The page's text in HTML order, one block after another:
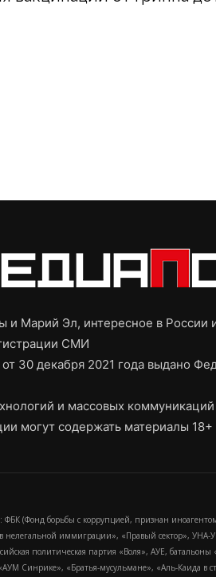
и Марий Эл, интересное в
СМИ
30 декабря 2021 года выдано
и массовых коммуникаций
могут содержать материалы 18+
(Фонд борьбы с коррупцией, признан
нелегальной иммиграции», «Правый сектор»,
политическая партия «Воля», АУЕ,
Синрике», «Братья-мусульмане», «Аль-Каида